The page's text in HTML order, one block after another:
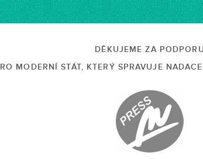
DĚKUJEME ZA PODPORU
MODERNÍ STÁT, KTERÝ SPRAVUJE